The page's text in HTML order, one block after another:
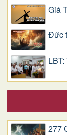
Giá
Đức
277